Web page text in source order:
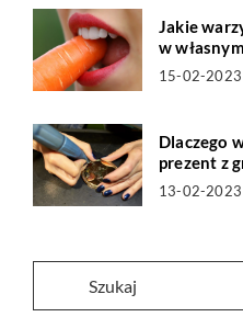
Jakie
w
15-02-2023
Dlaczego
prezent z
13-02-2023